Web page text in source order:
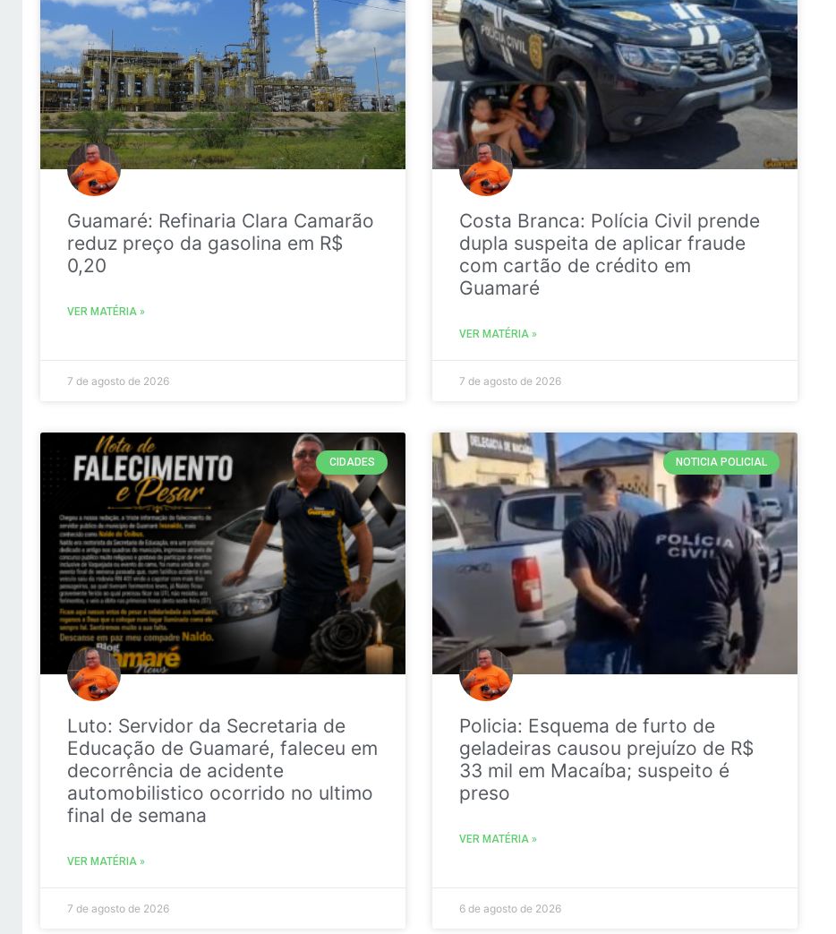
Guamaré: Refinaria Clara Camarão
reduz preço da gasolina em R$
0,20
VER MATÉRIA »
7 de agosto de 2026
Costa Branca: Polícia Civil prende
dupla suspeita de aplicar fraude
com cartão de crédito em
Guamaré
VER MATÉRIA »
7 de agosto de 2026
CIDADES
Luto: Servidor da Secretaria de
Educação de Guamaré, faleceu em
decorrência de acidente
automobilistico ocorrido no ultimo
final de semana
VER MATÉRIA »
7 de agosto de 2026
NOTICIA POLICIAL
Policia: Esquema de furto de
geladeiras causou prejuízo de R$
33 mil em Macaíba; suspeito é
preso
VER MATÉRIA »
6 de agosto de 2026